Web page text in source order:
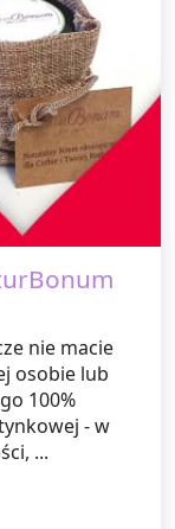
nie macie
osobie lub
100%
- w
...